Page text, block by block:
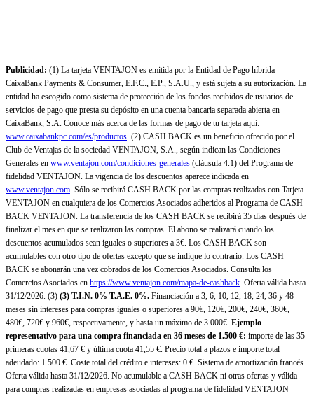
Publicidad: (1) La tarjeta VENTAJON es emitida por la Entidad de Pago híbrida
CaixaBank Payments & Consumer, E.F.C., E.P., S.A.U., y está sujeta a su autorización. La
entidad ha escogido como sistema de protección de los fondos recibidos de usuarios de
servicios de pago que presta su depósito en una cuenta bancaria separada abierta en
CaixaBank, S.A. Conoce más acerca de las formas de pago de tu tarjeta aquí:
www.caixabankpc.com/es/productos. (2) CASH BACK es un beneficio ofrecido por el
Club de Ventajas de la sociedad VENTAJON, S.A., según indican las Condiciones
Generales en www.ventajon.com/condiciones-generales (cláusula 4.1) del Programa de
fidelidad VENTAJON. La vigencia de los descuentos aparece indicada en
www.ventajon.com. Sólo se recibirá CASH BACK por las compras realizadas con Tarjeta
VENTAJON en cualquiera de los Comercios Asociados adheridos al Programa de CASH
BACK VENTAJON. La transferencia de los CASH BACK se recibirá 35 días después de
finalizar el mes en que se realizaron las compras. El abono se realizará cuando los
descuentos acumulados sean iguales o superiores a 3€. Los CASH BACK son
acumulables con otro tipo de ofertas excepto que se indique lo contrario. Los CASH
BACK se abonarán una vez cobrados de los Comercios Asociados. Consulta los
Comercios Asociados en https://www.ventajon.com/mapa-de-cashback. Oferta válida hasta
31/12/2026. (3) (3) T.I.N. 0% T.A.E. 0%. Financiación a 3, 6, 10, 12, 18, 24, 36 y 48
meses sin intereses para compras iguales o superiores a 90€, 120€, 200€, 240€, 360€,
480€, 720€ y 960€, respectivamente, y hasta un máximo de 3.000€. Ejemplo
representativo para una compra financiada en 36 meses de 1.500 €: importe de las 35
primeras cuotas 41,67 € y última cuota 41,55 €. Precio total a plazos e importe total
adeudado: 1.500 €. Coste total del crédito e intereses: 0 €. Sistema de amortización francés.
Oferta válida hasta 31/12/2026. No acumulable a CASH BACK ni otras ofertas y válida
para compras realizadas en empresas asociadas al programa de fidelidad VENTAJON